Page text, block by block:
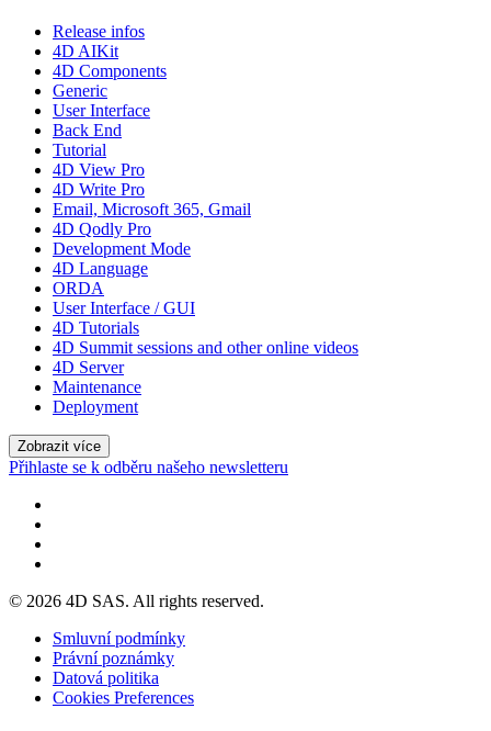
Release infos
4D AIKit
4D Components
Generic
User Interface
Back End
Tutorial
4D View Pro
4D Write Pro
Email, Microsoft 365, Gmail
4D Qodly Pro
Development Mode
4D Language
ORDA
User Interface / GUI
4D Tutorials
4D Summit sessions and other online videos
4D Server
Maintenance
Deployment
Zobrazit více
Přihlaste se k odběru našeho newsletteru
© 2026 4D SAS. All rights reserved.
Smluvní podmínky
Právní poznámky
Datová politika
Cookies Preferences